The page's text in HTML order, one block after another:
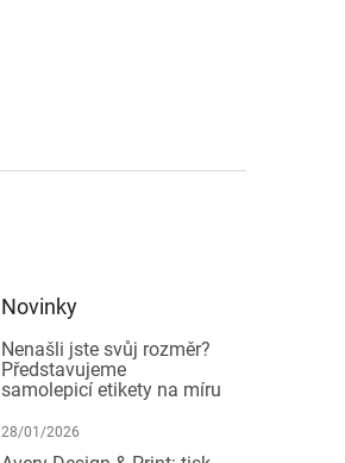
Novinky
Nenašli jste svůj rozměr?
Představujeme
samolepicí etikety na míru
28/01/2026